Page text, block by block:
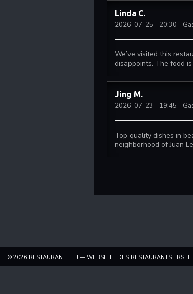
Linda C
2026-07-25 - 20:30 -
We’ve visited this
disappoints. The food
Jing M
2026-07-23 - 19:45 -
Top quality dishes in
neighborhood of Juan
© 2026 RESTAURANT LE J — WEBSEITE DES RESTAURANTS